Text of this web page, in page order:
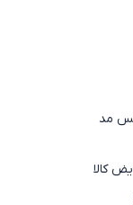
هر فرم بدنی را
بارانی‌های راسته یا A-Line که روی شکم تأکید ندارند.
مد
کالا